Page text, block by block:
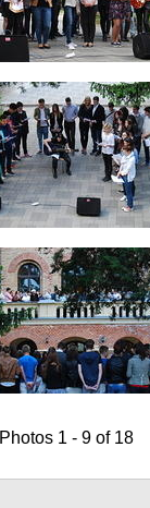
Photos 1 - 9 of 18